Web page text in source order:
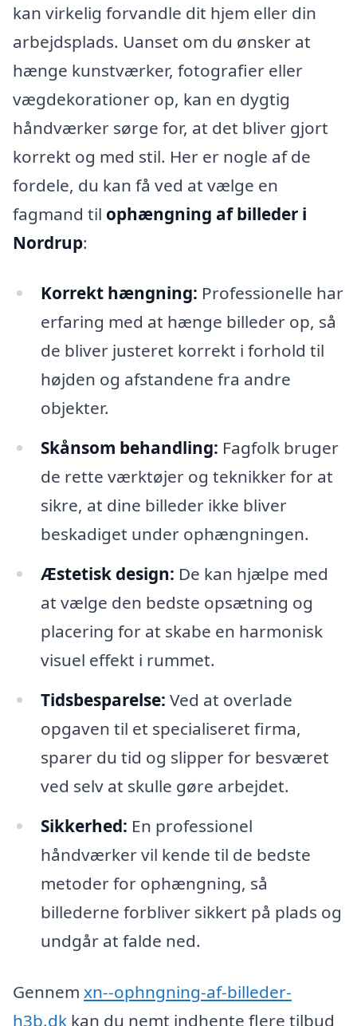
kan virkelig forvandle dit hjem eller din
arbejdsplads. Uanset om du ønsker at
hænge kunstværker, fotografier eller
vægdekorationer op, kan en dygtig
håndværker sørge for, at det bliver gjort
korrekt og med stil. Her er nogle af de
fordele, du kan få ved at vælge en
fagmand til ophængning af billeder i
Nordrup:
Korrekt hængning: Professionelle har
erfaring med at hænge billeder op, så
de bliver justeret korrekt i forhold til
højden og afstandene fra andre
objekter.
Skånsom behandling: Fagfolk bruger
de rette værktøjer og teknikker for at
sikre, at dine billeder ikke bliver
beskadiget under ophængningen.
Æstetisk design: De kan hjælpe med
at vælge den bedste opsætning og
placering for at skabe en harmonisk
visuel effekt i rummet.
Tidsbesparelse: Ved at overlade
opgaven til et specialiseret firma,
sparer du tid og slipper for besværet
ved selv at skulle gøre arbejdet.
Sikkerhed: En professionel
håndværker vil kende til de bedste
metoder for ophængning, så
billederne forbliver sikkert på plads og
undgår at falde ned.
Gennem xn--ophngning-af-billeder-
h3b.dk kan du nemt indhente flere tilbud